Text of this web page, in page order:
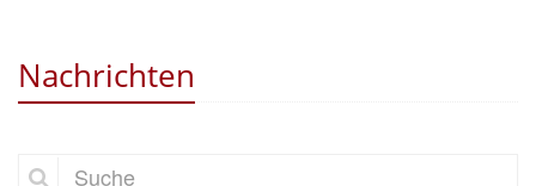
Nachrichten
Suche